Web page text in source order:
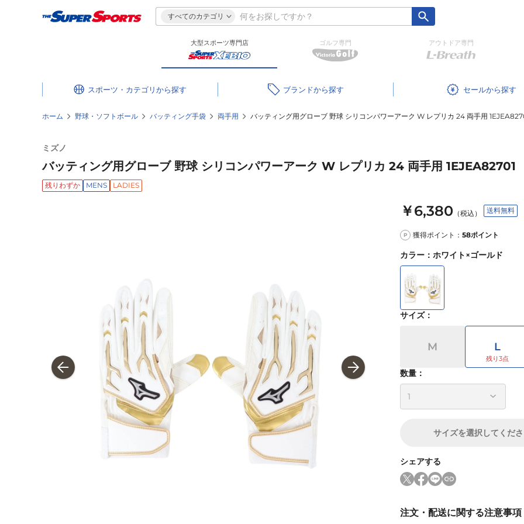
すべてのカテゴリ
大型スポーツ専門店 ゴルフ専門 アウトドア専門
スポーツ・カテゴリ ブランド セール
ホーム 野球・ソフトボール バッティング手袋 両手用 バッティング用グローブ 野球 シリコンパワーアーク W レプリカ 24 両手用
ミズノ
バッティング用グローブ 野球 シリコンパワーアーク W レプリカ 24 両手用 1EJEA82701
残りわずか MENS LADIES
￥6,380 （税込） 送料無料
P 獲得ポイント： 58ポイント
カラー ： ホワイト×ゴールド
サイズ：
M L
数量：
サイズを選択してくだ
シェアする
注文・配送に関する注意事項